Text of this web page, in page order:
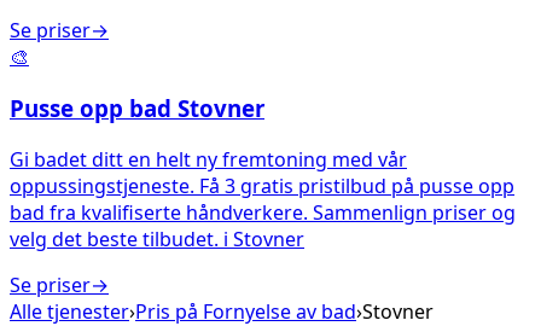
Se priser→
🎨
Pusse opp bad Stovner
Gi badet ditt en helt ny fremtoning med vår
oppussingstjeneste. Få 3 gratis pristilbud på pusse opp
bad fra kvalifiserte håndverkere. Sammenlign priser og
velg det beste tilbudet. i Stovner
Se priser→
Alle tjenester›Pris på Fornyelse av bad›Stovner